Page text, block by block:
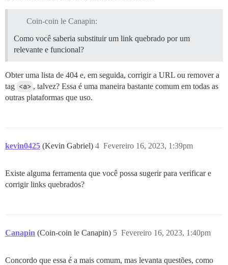
Coin-coin le Canapin:
Como você saberia substituir um link quebrado por um
relevante e funcional?
Obter uma lista de 404 e, em seguida, corrigir a URL ou remover a
tag <a> , talvez? Essa é uma maneira bastante comum em todas as
outras plataformas que uso.
kevin0425 (Kevin Gabriel) Fevereiro 16, 2023, 1:39pm
4
Existe alguma ferramenta que você possa sugerir para verificar e
corrigir links quebrados?
Canapin (Coin-coin le Canapin) Fevereiro 16, 2023, 1:40pm
5
Concordo que essa é a mais comum, mas levanta questões, como